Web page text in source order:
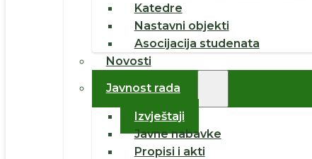
Katedre
Nastavni objekti
Asocijacija studenata
Novosti
Javnost rada
Izvještaji
Javne nabavke
Propisi i akti